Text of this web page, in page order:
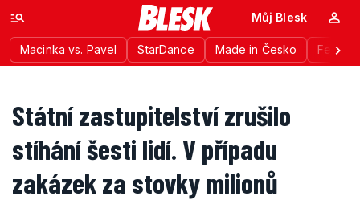
Macinka vs. Pavel StarDance Made in Česko
Můj Blesk
Státní zastupitelství zrušilo
stíhání šesti lidí. V případu
zakázek za stovky milionů